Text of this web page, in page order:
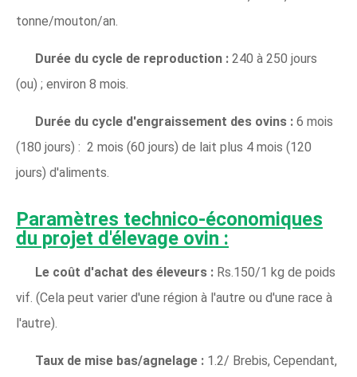
tonne/mouton/an.
Durée du cycle de reproduction : 240 à 250 jours
(ou) ; environ 8 mois.
Durée du cycle d'engraissement des ovins : 6 mois
(180 jours) : 2 mois (60 jours) de lait plus 4 mois (120
jours) d'aliments.
Paramètres technico-économiques
du projet d'élevage ovin :
Le coût d'achat des éleveurs : Rs.150/1 kg de poids
vif. (Cela peut varier d'une région à l'autre ou d'une race à
l'autre).
Taux de mise bas/agnelage : 1.2/ Brebis, Cependant,